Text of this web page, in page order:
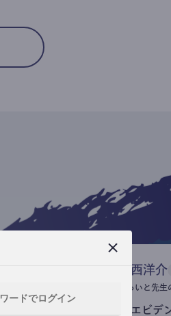
ードでログイン
今西洋介
ふらいと先
theLetterでエビデ